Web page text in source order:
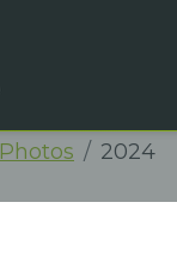
Photos 2024